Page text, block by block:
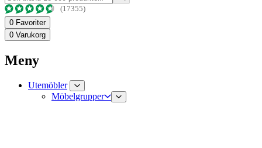
(17355)
0 Favoriter
0 Varukorg
Meny
Utemöbler
Möbelgrupper